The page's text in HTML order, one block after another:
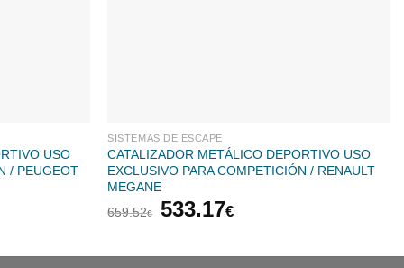
USO
/ PEUGEOT
SISTEMAS DE ESCAPE
CATALIZADOR METÁLICO DEPORTIVO USO
EXCLUSIVO PARA COMPETICIÓN / RENAULT
MEGANE
659.52€
El
original
533.17€El
actual